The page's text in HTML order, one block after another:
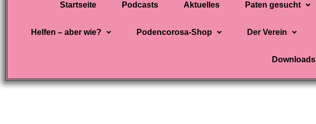
Startseite Podcasts Aktuelles Paten gesucht
Helfen – aber wie? Podencorosa-Shop Der Verein
Downloads